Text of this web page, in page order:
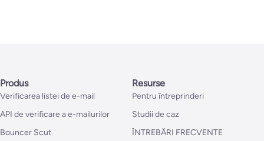
Produs
Verificarea listei de e-mail
API de verificare a e-mailurilor
Bouncer Scut
Resurse
Pentru întreprinderi
Studii de caz
ÎNTREBĂRI FRECVENTE